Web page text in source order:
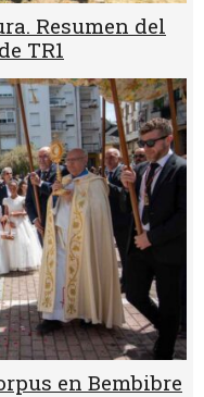
Resumen del
TR1
en Bembibre